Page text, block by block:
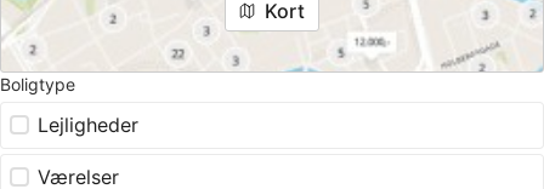
Kort
Boligtype
Lejligheder
Værelser